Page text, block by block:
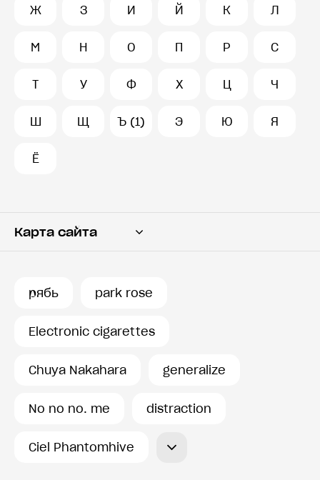
Ж З И Й К Л
М Н О П Р С
Т У Ф Х Ц Ч
Ш Щ Ъ (1) Э Ю Я
Ё
Карта сайта
рябь park rose
Electronic cigarettes
Chuya Nakahara generalize
No no no. me distraction
Ciel Phantomhive